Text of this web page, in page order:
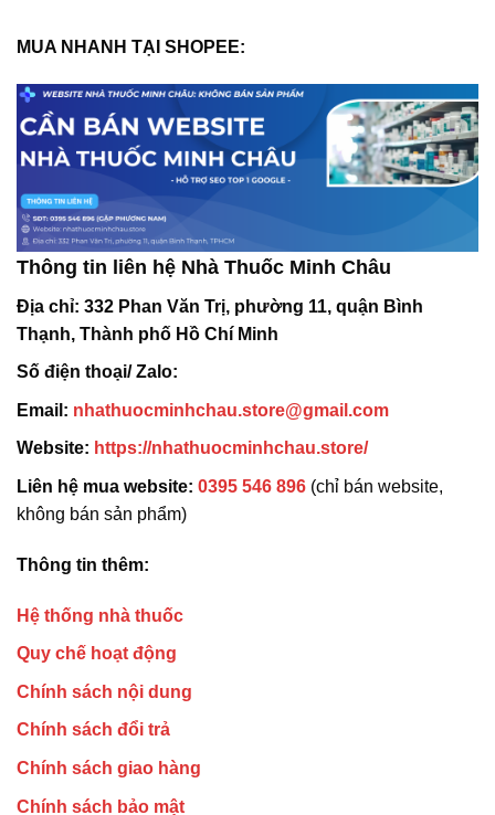
MUA NHANH TẠI SHOPEE:
Thông tin liên hệ Nhà Thuốc Minh Châu
Địa chỉ: 332 Phan Văn Trị, phường 11, quận Bình
Thạnh, Thành phố Hồ Chí Minh
Số điện thoại/ Zalo:
Email: nhathuocminhchau.store@gmail.com
Website: https://nhathuocminhchau.store/
Liên hệ mua website: 0395 546 896 (chỉ bán website,
không bán sản phẩm)
Thông tin thêm:
Hệ thống nhà thuốc
Quy chế hoạt động
Chính sách nội dung
Chính sách đổi trả
Chính sách giao hàng
Chính sách bảo mật